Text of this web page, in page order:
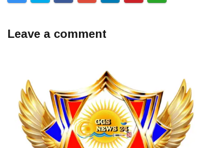
Leave a comment